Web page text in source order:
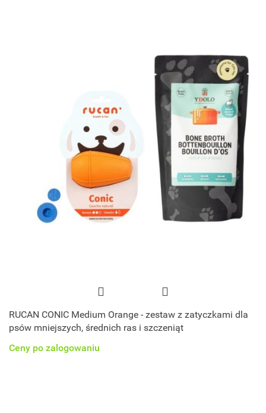
RUCAN CONIC Medium Orange - zestaw z zatyczkami dla
psów mniejszych, średnich ras i szczeniąt
Ceny po zalogowaniu